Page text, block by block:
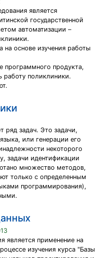
является
государственной
автоматизации –
на основе изучения работы
программного продукта,
работу поликлиники.
ряд задач. Это задачи,
или генерации его
некоторого
задачи идентификации
множество методов,
только с определенным
программирования),
является применение на
изучения курса "Базы